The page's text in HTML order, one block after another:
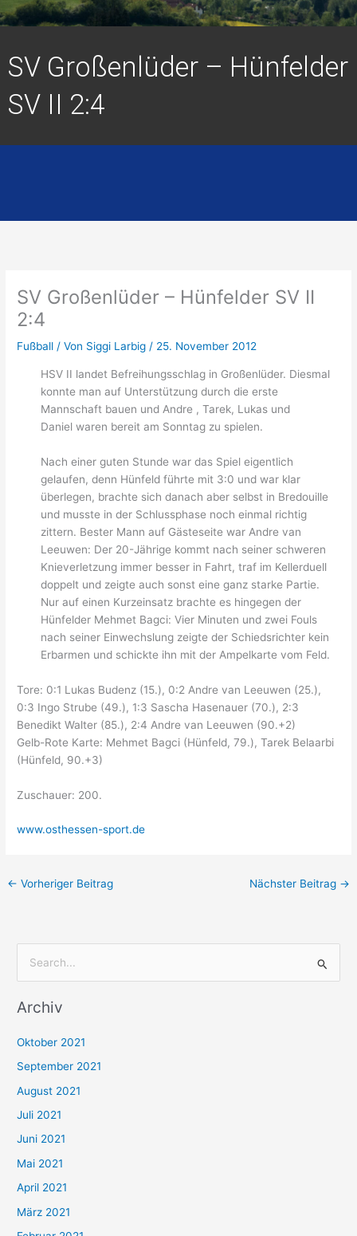
SV Großenlüder – Hünfelder
SV II 2:4
SV Großenlüder – Hünfelder SV II
2:4
Fußball / Von Siggi Larbig/ 25. November 2012
HSV II landet Befreihungsschlag in Großenlüder. Diesmal
konnte man auf Unterstützung durch die erste
Mannschaft bauen und Andre , Tarek, Lukas und
Daniel waren bereit am Sonntag zu spielen.
Nach einer guten Stunde war das Spiel eigentlich
gelaufen, denn Hünfeld führte mit 3:0 und war klar
überlegen, brachte sich danach aber selbst in Bredouille
und musste in der Schlussphase noch einmal richtig
zittern. Bester Mann auf Gästeseite war Andre van
Leeuwen: Der 20-Jährige kommt nach seiner schweren
Knieverletzung immer besser in Fahrt, traf im Kellerduell
doppelt und zeigte auch sonst eine ganz starke Partie.
Nur auf einen Kurzeinsatz brachte es hingegen der
Hünfelder Mehmet Bagci: Vier Minuten und zwei Fouls
nach seiner Einwechslung zeigte der Schiedsrichter kein
Erbarmen und schickte ihn mit der Ampelkarte vom Feld.
Tore: 0:1 Lukas Budenz (15.), 0:2 Andre van Leeuwen (25.),
0:3 Ingo Strube (49.), 1:3 Sascha Hasenauer (70.), 2:3
Benedikt Walter (85.), 2:4 Andre van Leeuwen (90.+2)
Gelb-Rote Karte: Mehmet Bagci (Hünfeld, 79.), Tarek Belaarbi
(Hünfeld, 90.+3)
Zuschauer: 200.
www.osthessen-sport.de
← Vorheriger Beitrag Nächster Beitrag →
c
n
n
a
c
h
:
Archiv
Oktober 2021
September 2021
August 2021
Juli 2021
Juni 2021
Mai 2021
April 2021
März 2021